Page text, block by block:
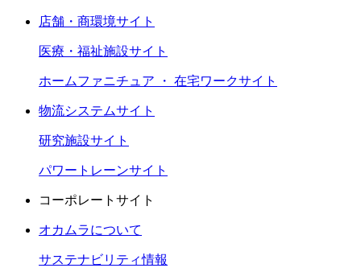
店舗・商環境サイト
医療・福祉施設サイト
ホームファニチュア ・ 在宅ワークサイト
物流システムサイト
研究施設サイト
パワートレーンサイト
コーポレートサイト
オカムラについて
サステナビリティ情報